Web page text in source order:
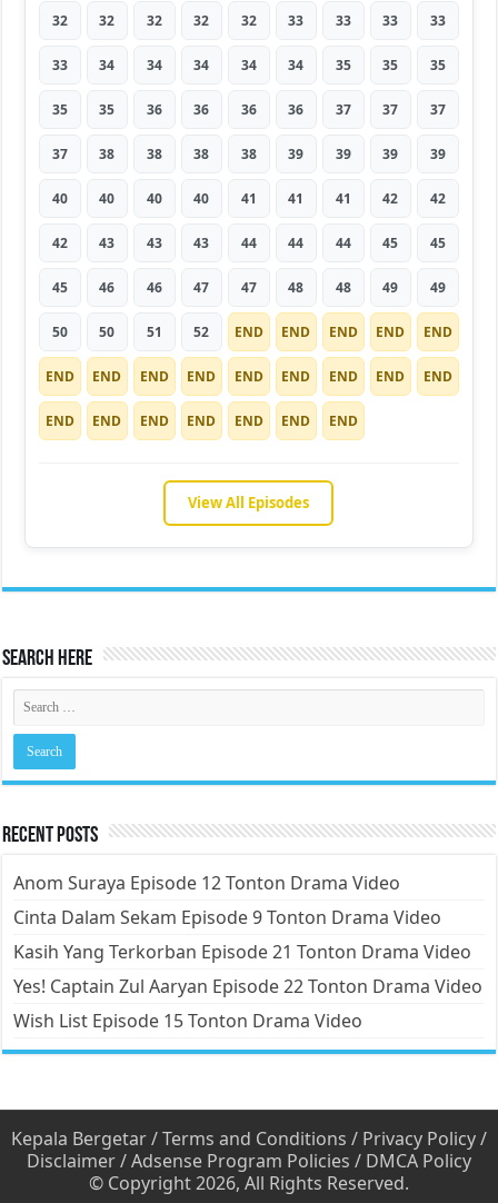
32 32 32 32 32 33 33 33 33
33 34 34 34 34 34 35 35 35
35 35 36 36 36 36 37 37 37
37 38 38 38 38 39 39 39 39
40 40 40 40 41 41 41 42 42
42 43 43 43 44 44 44 45 45
45 46 46 47 47 48 48 49 49
50 50 51 52 END END END END END
END END END END END END END END END
END END END END END END END
View All Episodes
Search Here
Recent Posts
Anom Suraya Episode 12 Tonton Drama Video
Cinta Dalam Sekam Episode 9 Tonton Drama Video
Kasih Yang Terkorban Episode 21 Tonton Drama Video
Yes! Captain Zul Aaryan Episode 22 Tonton Drama Video
Wish List Episode 15 Tonton Drama Video
Kepala Bergetar/Terms and Conditions / Privacy Policy/
Disclaimer/Adsense Program Policies / DMCA Policy
© Copyright 2026, All Rights Reserved.